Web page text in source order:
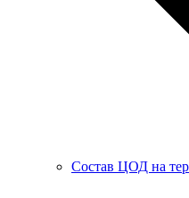
Состав ЦОД на